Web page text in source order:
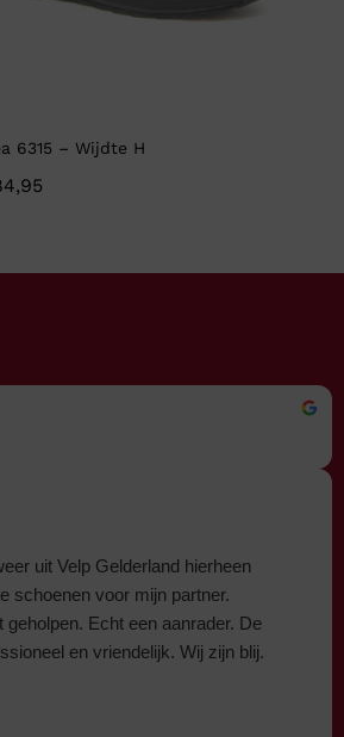
6315 – Wijdte H
uit Velp Gelderland hierheen
schoenen voor mijn partner.
geholpen. Echt een aanrader. De
en vriendelijk. Wij zijn blij.